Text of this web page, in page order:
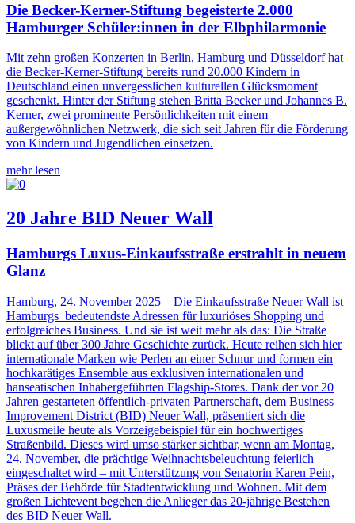
Die Becker-Kerner-Stiftung begeisterte 2.000
Hamburger Schüler:innen in der Elbphilarmonie
Mit zehn großen Konzerten in Berlin, Hamburg und Düsseldorf hat
die Becker-Kerner-Stiftung bereits rund 20.000 Kindern in
Deutschland einen unvergesslichen kulturellen Glücksmoment
geschenkt. Hinter der Stiftung stehen Britta Becker und Johannes B.
Kerner, zwei prominente Persönlichkeiten mit einem
außergewöhnlichen Netzwerk, die sich seit Jahren für die Förderung
von Kindern und Jugendlichen einsetzen.
mehr lesen
20 Jahre BID Neuer Wall
Hamburgs Luxus-Einkaufsstraße erstrahlt in neuem
Glanz
Hamburg, 24. November 2025 – Die Einkaufsstraße Neuer Wall ist
Hamburgs bedeutendste Adressen für luxuriöses Shopping und
erfolgreiches Business. Und sie ist weit mehr als das: Die Straße
blickt auf über 300 Jahre Geschichte zurück. Heute reihen sich hier
internationale Marken wie Perlen an einer Schnur und formen ein
hochkarätiges Ensemble aus exklusiven internationalen und
hanseatischen Inhabergeführten Flagship-Stores. Dank der vor 20
Jahren gestarteten öffentlich-privaten Partnerschaft, dem Business
Improvement District (BID) Neuer Wall, präsentiert sich die
Luxusmeile heute als Vorzeigebeispiel für ein hochwertiges
Straßenbild. Dieses wird umso stärker sichtbar, wenn am Montag,
24. November, die prächtige Weihnachtsbeleuchtung feierlich
eingeschaltet wird – mit Unterstützung von Senatorin Karen Pein,
Präses der Behörde für Stadtentwicklung und Wohnen. Mit dem
großen Lichtevent begehen die Anlieger das 20-jährige Bestehen
des BID Neuer Wall.